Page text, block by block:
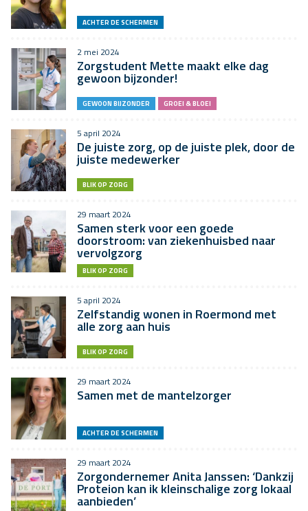
ACHTER DE SCHERMEN
2 mei 2024
Zorgstudent Mette maakt elke dag
gewoon bijzonder!
GEWOON BIJZONDER GROEI & BLOEI
5 april 2024
De juiste zorg, op de juiste plek, door de
juiste medewerker
BLIK OP ZORG
29 maart 2024
Samen sterk voor een goede
doorstroom: van ziekenhuisbed naar
vervolgzorg
BLIK OP ZORG
5 april 2024
Zelfstandig wonen in Roermond met
alle zorg aan huis
BLIK OP ZORG
29 maart 2024
Samen met de mantelzorger
ACHTER DE SCHERMEN
29 maart 2024
Zorgondernemer Anita Janssen: ‘Dankzij
Proteion kan ik kleinschalige zorg lokaal
aanbieden’